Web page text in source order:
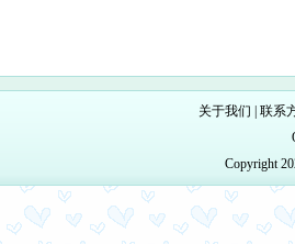
关于我们
联系
Copyright